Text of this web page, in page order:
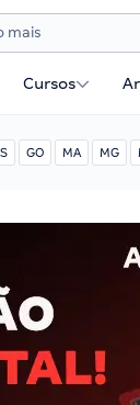
Cursos
GO MA MG